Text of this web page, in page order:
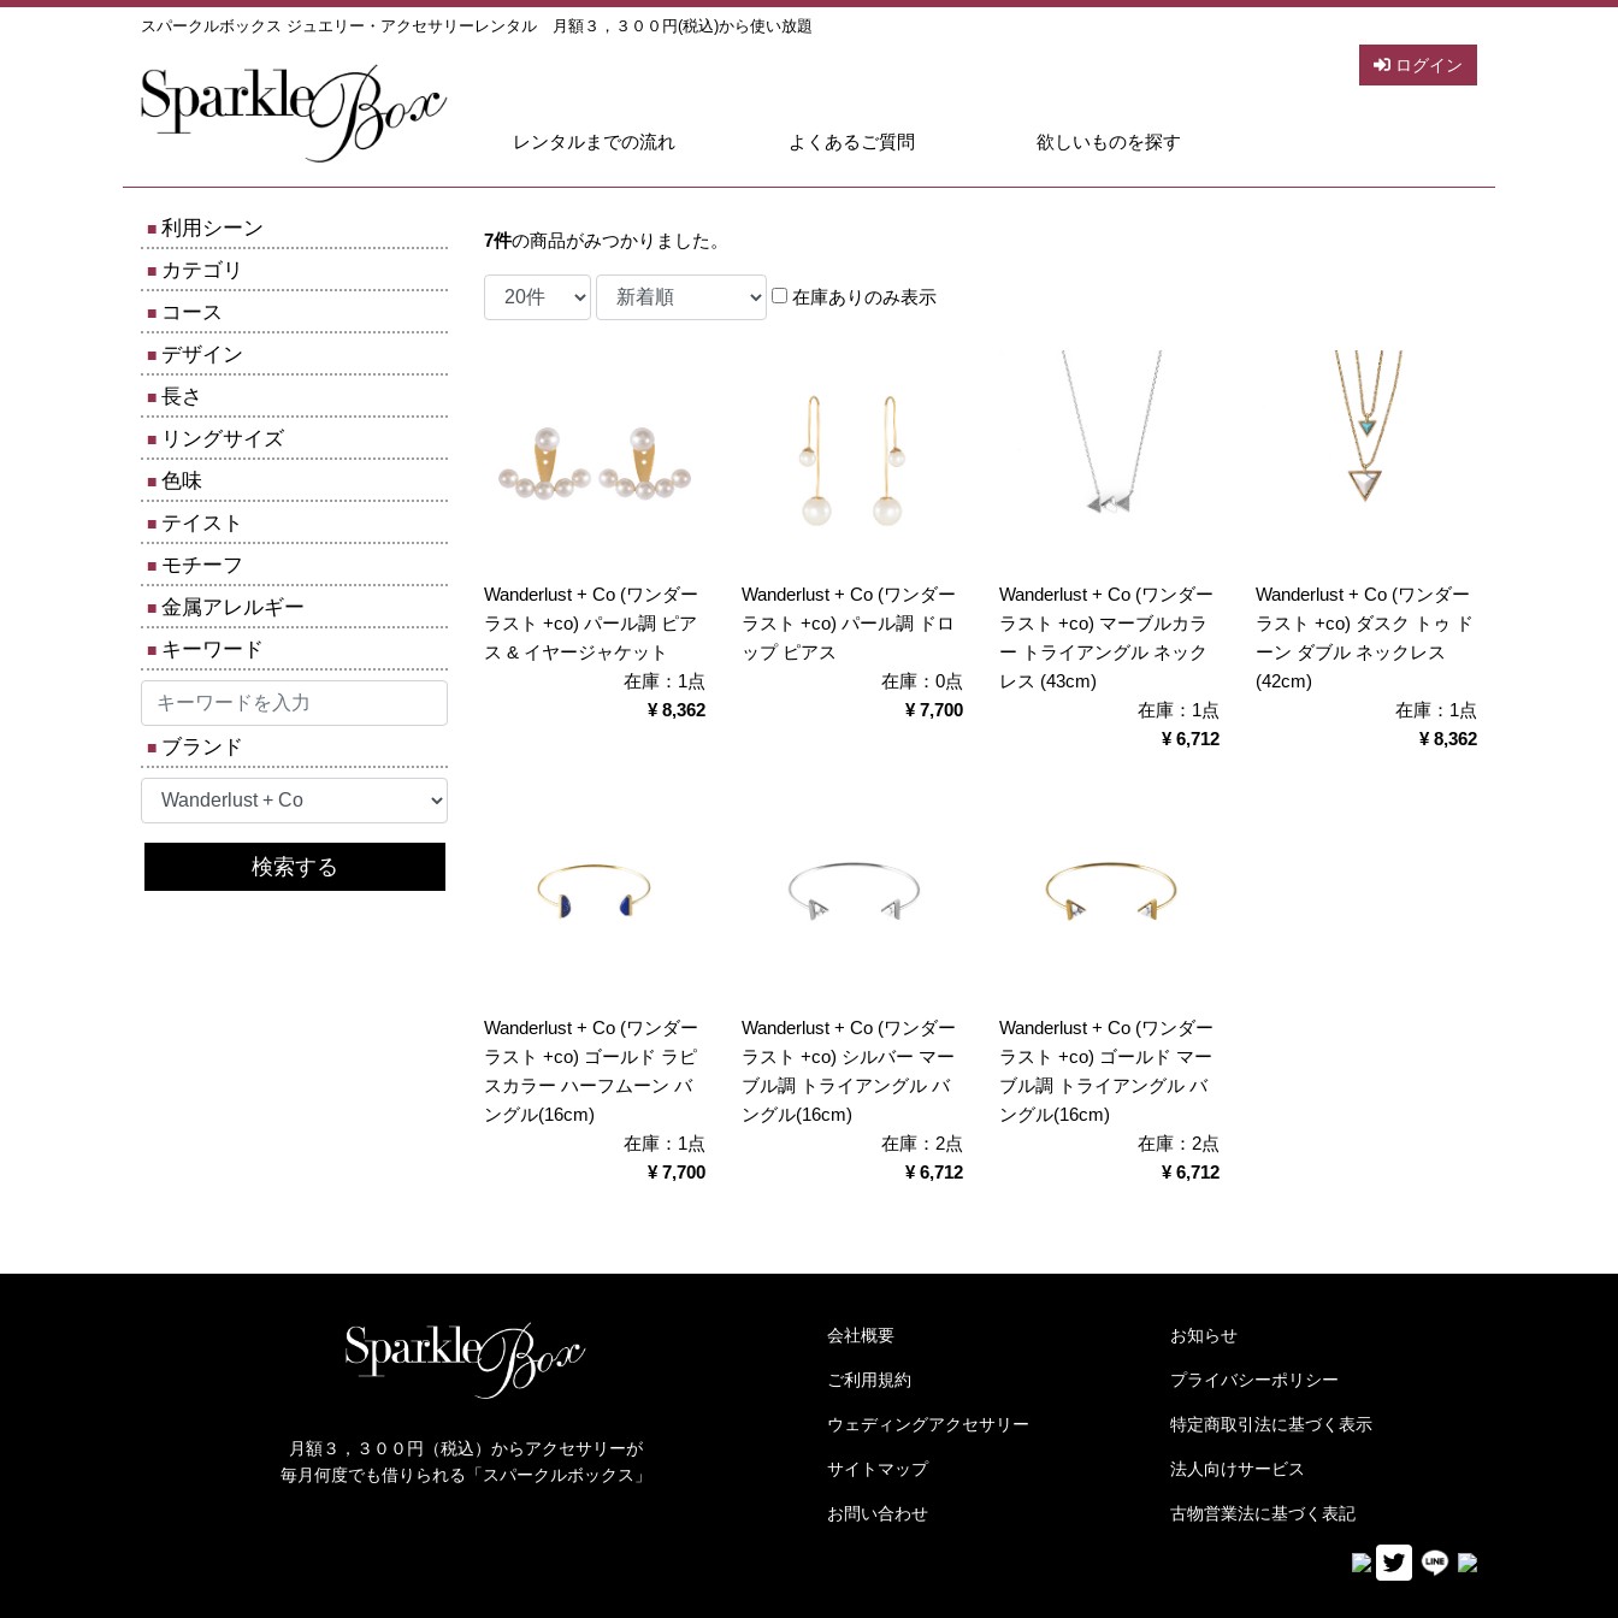
スパークルボックス ジュエリー・アクセサリーレンタル 月額３，３００円(税込)から使い放題
ログイン
レンタルまでの流れ よくあるご質問 欲しいものを探す
利用シーン
カテゴリ
コース
デザイン
長さ
リングサイズ
色味
テイスト
モチーフ
金属アレルギー
キーワード
ブランド
検索する
7件の商品がみつかりました。
在庫ありのみ表示
Wanderlust + Co (ワンダー
ラスト +co) パール調 ピア
ス & イヤージャケット
在庫：1点
¥ 8,362
Wanderlust + Co (ワンダー
ラスト +co) パール調 ドロ
ップ ピアス
在庫：0点
¥ 7,700
Wanderlust + Co (ワンダー
ラスト +co) マーブルカラ
ー トライアングル ネック
レス (43cm)
在庫：1点
¥ 6,712
Wanderlust + Co (ワンダー
ラスト +co) ダスク トゥ ド
ーン ダブル ネックレス
(42cm)
在庫：1点
¥ 8,362
Wanderlust + Co (ワンダー
ラスト +co) ゴールド ラピ
スカラー ハーフムーン バ
ングル(16cm)
在庫：1点
¥ 7,700
Wanderlust + Co (ワンダー
ラスト +co) シルバー マー
ブル調 トライアングル バ
ングル(16cm)
在庫：2点
¥ 6,712
Wanderlust + Co (ワンダー
ラスト +co) ゴールド マー
ブル調 トライアングル バ
ングル(16cm)
在庫：2点
¥ 6,712
月額３，３００円（税込）からアクセサリーが
毎月何度でも借りられる「スパークルボックス」
会社概要 お知らせ
ご利用規約 プライバシーポリシー
ウェディングアクセサリー 特定商取引法に基づく表示
サイトマップ 法人向けサービス
お問い合わせ 古物営業法に基づく表記